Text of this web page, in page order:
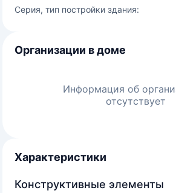
Серия, тип постройки здания:
Организации в доме
Информация об
отсутствует
Характеристики
Конструктивные элементы